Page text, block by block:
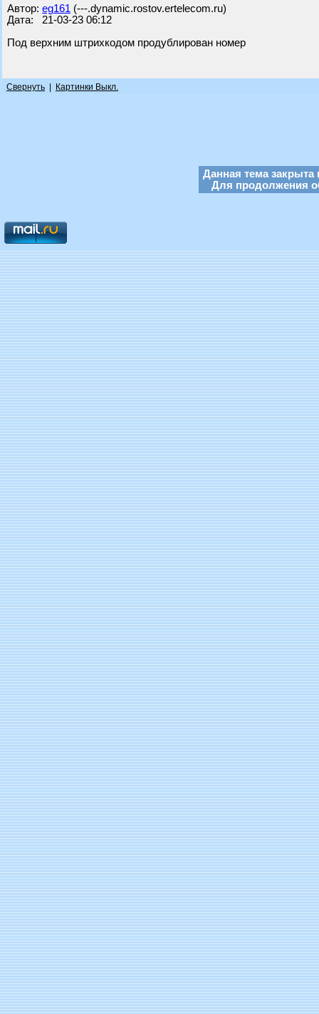
Автор: eg161 (---.dynamic.rostov.ertelecom.ru)
Дата: 21-03-23 06:12
Под верхним штрихкодом продублирован номер
Свернуть Картинки Выкл.
Данная тема закрыта
Для продолжения